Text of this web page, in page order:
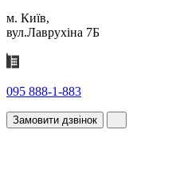
м. Київ,
вул.Лаврухіна 7Б
095 888-1-883
Замовити дзвінок